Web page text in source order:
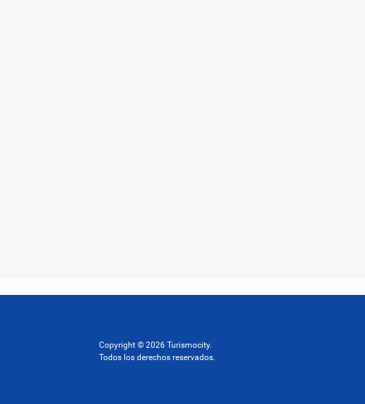
Copyright © 2026 Turismocity.
Todos los derechos reservados.